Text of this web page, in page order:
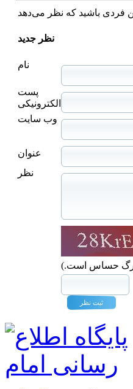
نظر جدید
نام
پست
الکترونیکی
وب سایت
عنوان
نظر
بزرگ حساس است.)